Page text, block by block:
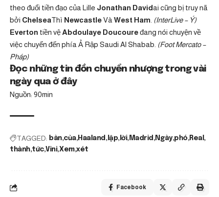
theo đuổi tiền đạo của Lille Jonathan Davidai cũng bị truy nã
bởi ChelseaThì NewcastleVà West Ham (InterLive – Ý)
Everton tiền vệ Abdoulaye Doucouređang nói chuyện về
việc chuyển đến phía Ả Rập Saudi Al Shabab. (Foot Mercato –
Pháp)
Đọc những tin đồn chuyển nhượng trong vài
ngày qua ở đây
Nguồn: 90min
TAGGED: bàn của Haaland lập lời Madrid Ngày phó Real
thành tức Vini Xem xét
Facebook